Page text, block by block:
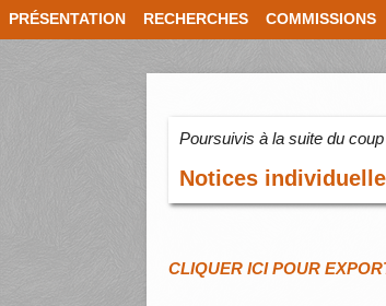
PRÉSENTATION RECHERCHES COMMISSIONS
Poursuivis à la suite du
Notices
CLIQUER ICI POUR